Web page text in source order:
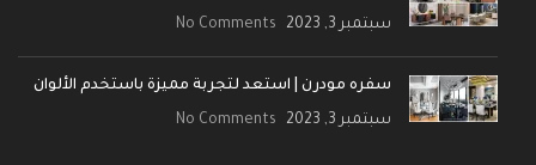
سبتمبر 3, 2023 No Comments
سفره مودرن | استعد لتجربة مميزة باستخدم الألوان
سبتمبر 3, 2023 No Comments